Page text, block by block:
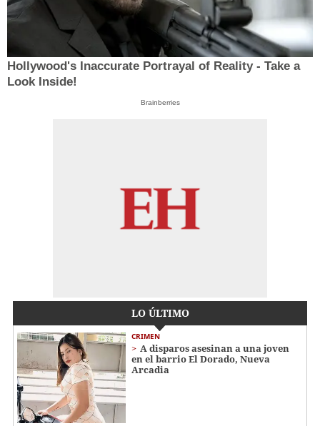
Hollywood's Inaccurate Portrayal of Reality - Take a
Look Inside!
Brainberries
LO ÚLTIMO
CRIMEN
A disparos asesinan a una joven
en el barrio El Dorado, Nueva
Arcadia